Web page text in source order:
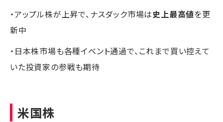
・アップル株が上昇で、ナスダック市場は史上最高値を更
新中
・日本株市場も各種イベント通過で、これまで買い控えて
いた投資家の参戦も期待
米国株